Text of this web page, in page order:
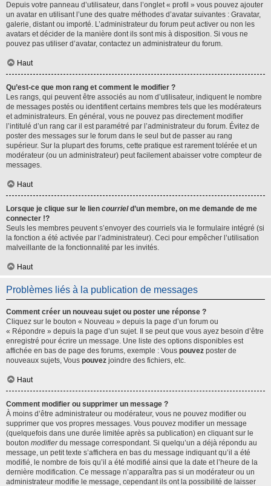
Depuis votre panneau d’utilisateur, dans l’onglet « profil » vous pouvez ajouter
un avatar en utilisant l’une des quatre méthodes d’avatar suivantes : Gravatar,
galerie, distant ou importé. L’administrateur du forum peut activer ou non les
avatars et décider de la manière dont ils sont mis à disposition. Si vous ne
pouvez pas utiliser d’avatar, contactez un administrateur du forum.
Haut
Qu’est-ce que mon rang et comment le modifier ?
Les rangs, qui peuvent être associés au nom d’utilisateur, indiquent le nombre
de messages postés ou identifient certains membres tels que les modérateurs
et administrateurs. En général, vous ne pouvez pas directement modifier
l’intitulé d’un rang car il est paramétré par l’administrateur du forum. Évitez de
poster des messages sur le forum dans le seul but de passer au rang
supérieur. Sur la plupart des forums, cette pratique est rarement tolérée et un
modérateur (ou un administrateur) peut facilement abaisser votre compteur de
messages.
Haut
Lorsque je clique sur le lien courrield’un membre, on me demande de me
connecter !?
Seuls les membres peuvent s’envoyer des courriels via le formulaire intégré (si
la fonction a été activée par l’administrateur). Ceci pour empêcher l’utilisation
malveillante de la fonctionnalité par les invités.
Haut
Problèmes liés à la publication de messages
Comment créer un nouveau sujet ou poster une réponse ?
Cliquez sur le bouton « Nouveau » depuis la page d’un forum ou
« Répondre » depuis la page d’un sujet. Il se peut que vous ayez besoin d’être
enregistré pour écrire un message. Une liste des options disponibles est
affichée en bas de page des forums, exemple : Vous pouvez poster de
nouveaux sujets, Vous pouvez joindre des fichiers, etc.
Haut
Comment modifier ou supprimer un message ?
À moins d’être administrateur ou modérateur, vous ne pouvez modifier ou
supprimer que vos propres messages. Vous pouvez modifier un message
(quelquefois dans une durée limitée après sa publication) en cliquant sur le
bouton modifierdu message correspondant. Si quelqu’un a déjà répondu au
message, un petit texte s’affichera en bas du message indiquant qu’il a été
modifié, le nombre de fois qu’il a été modifié ainsi que la date et l’heure de la
dernière modification. Ce message n’apparaîtra pas si un modérateur ou un
administrateur modifie le message, cependant ils ont la possibilité de laisser